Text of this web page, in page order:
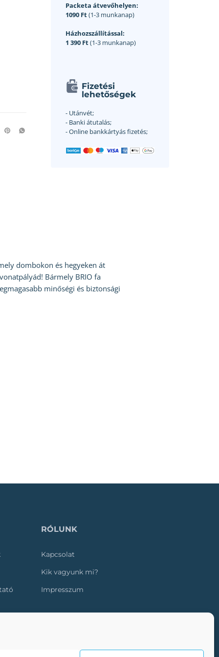
Packeta átvevőhelyen:
1090 Ft(1-3 munkanap)
Házhozszállítással:
1 390 Ft(1-3 munkanap)
Fizetési
lehetőségek
- Utánvét;
- Banki átutalás;
- Online bankkártyás fizetés;
dombokon és hegyeken át
Bármely BRIO fa
minőségi és biztonsági
RÓLUNK
Kapcsolat
Kik vagyunk mi?
Impresszum